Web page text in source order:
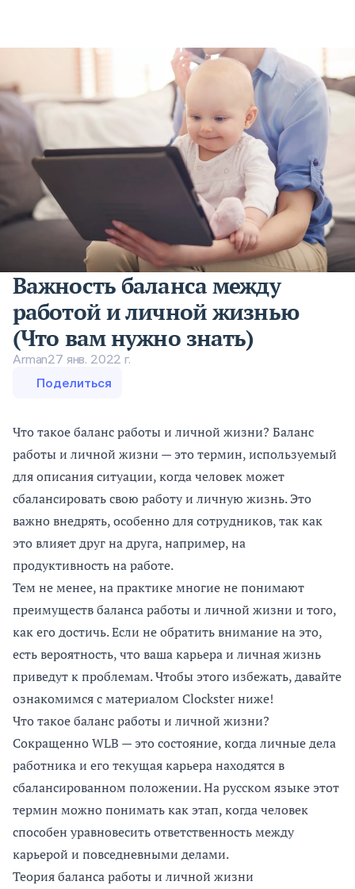
Важность баланса между
работой и личной жизнью
(Что вам нужно знать)
Arman27 янв. 2022 г.
Поделиться
Что такое баланс работы и личной жизни? Баланс
работы и личной жизни — это термин, используемый
для описания ситуации, когда человек может
сбалансировать свою работу и личную жизнь. Это
важно внедрять, особенно для сотрудников, так как
это влияет друг на друга, например, на
продуктивность на работе.
Тем не менее, на практике многие не понимают
преимуществ баланса работы и личной жизни и того,
как его достичь. Если не обратить внимание на это,
есть вероятность, что ваша карьера и личная жизнь
приведут к проблемам. Чтобы этого избежать, давайте
ознакомимся с материалом Clockster ниже!
Что такое баланс работы и личной жизни?
Сокращенно WLB — это состояние, когда личные дела
работника и его текущая карьера находятся в
сбалансированном положении. На русском языке этот
термин можно понимать как этап, когда человек
способен уравновесить ответственность между
карьерой и повседневными делами.
Теория баланса работы и личной жизни